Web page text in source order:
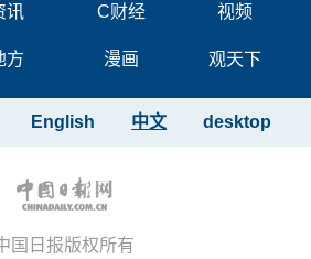
讯 C财经 视频
方 漫画 观天下
desktop
中文
English
国日报版权所有